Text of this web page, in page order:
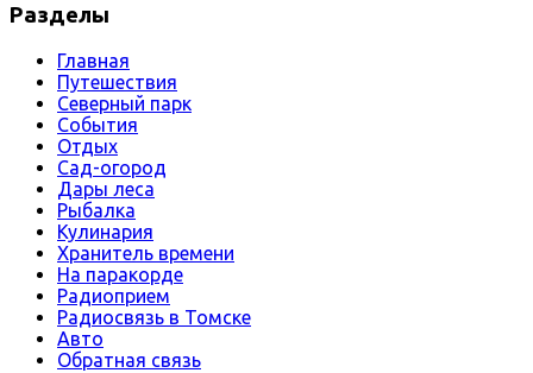
Разделы
Главная
Путешествия
Северный парк
События
Отдых
Сад-огород
Дары леса
Рыбалка
Кулинария
Хранитель времени
На паракорде
Радиоприем
Радиосвязь в Томске
Авто
Обратная связь